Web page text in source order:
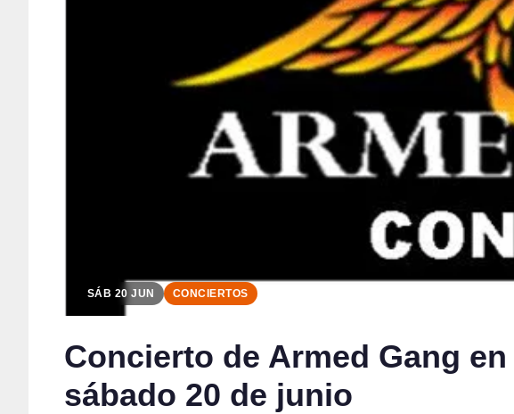
SÁB 20 JUN CONCIERTOS
Concierto de Armed Gang
sábado 20 de junio